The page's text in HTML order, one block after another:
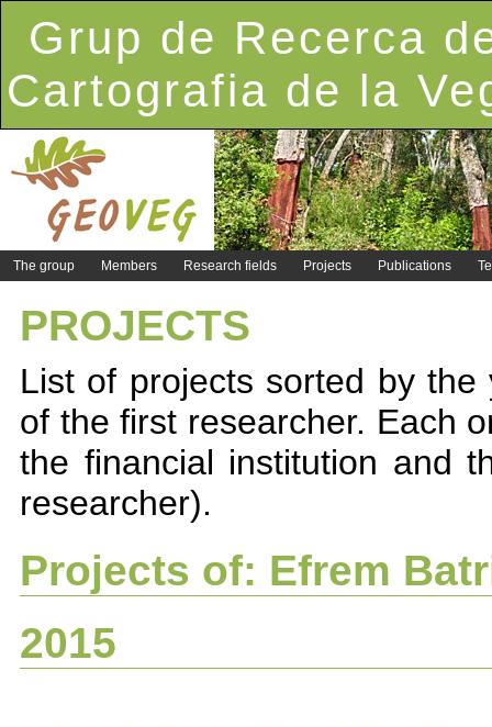
Grup de Recerca
Cartografia de la
The group Members Research fields Projects Publications
PROJECTS
List of projects sorted by
of the first researcher. Each
the financial institution and
researcher).
Projects of: Efrem
2015